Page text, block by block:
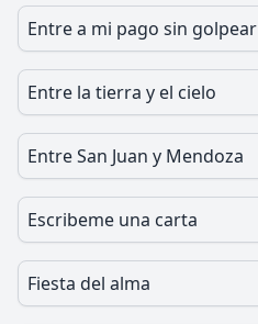
Entre a mi pago sin golpear
Entre la tierra y el cielo
Entre San Juan y Mendoza
Escribeme una carta
Fiesta del alma